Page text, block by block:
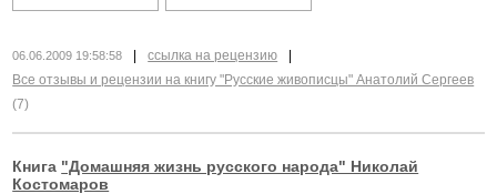
06.06.2009 19:58:58 ссылка на рецензию
Все отзывы и рецензии на книгу "Русские живописцы" Анатолий Сергеев
(7)
Книга "Домашняя жизнь русского народа" Николай
Костомаров